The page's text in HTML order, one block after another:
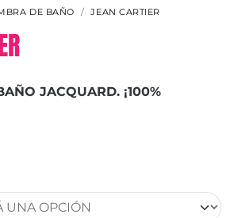
DE BAÑO JEAN CARTIER
JACQUARD. ¡100%